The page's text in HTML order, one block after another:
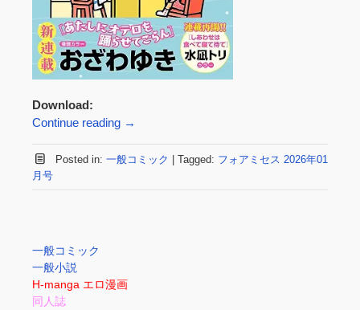
Download:
Continue reading →
Posted in: 一般コミック | Tagged: フォアミセス 2026年01
月号
一般コミック
一般小説
H-manga エロ漫画
同人誌